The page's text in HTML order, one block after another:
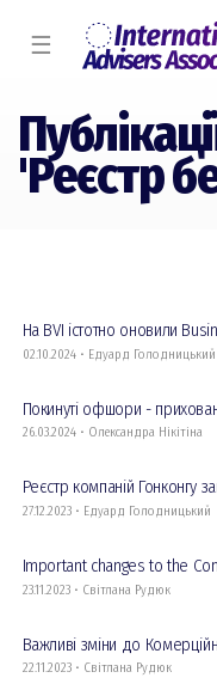
☰
'Реєстр
На BVI істотно оновили
02.10.2024 • Едуард Голодницький
Покинуті офшори -
26.03.2024 • Олександра Нікітіна
Реєстр компаній Гонконгу
27.12.2023 • Едуард Голодницький
Important changes to the
23.11.2023 • Світлана Рудюк
Важливі зміни до
22.11.2023 • Світлана Рудюк